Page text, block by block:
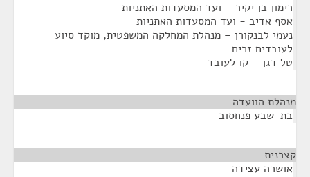
רימון בן יקיר – ועד המסעדות האתניות
אסף אדיב - ועד המסעדות האתניות
נעמי לבנקורן – מנהלת המחלקה המשפטית, מוקד סיוע
לעובדים זרים
טל דגן – קו לעובד
מנהלת הוועדה
בת-שבע פנחסוב
קצרנית
אושרה עצידה